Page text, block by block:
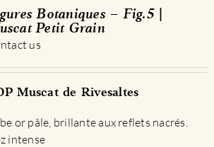
Botaniques – Fig.5 |
Petit Grain
us
Muscat de Rivesaltes
or pâle, brillante aux reflets nacrés.
intense